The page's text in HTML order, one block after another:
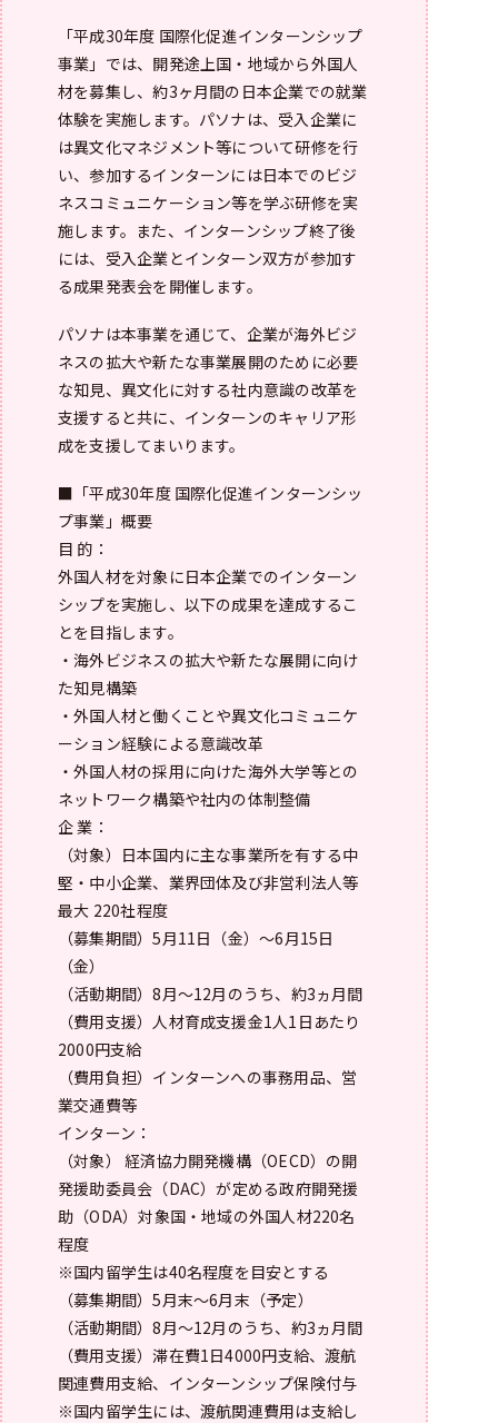
「平成30年度 国際化促進インターンシップ
事業」では、開発途上国・地域から外国人
材を募集し、約3ヶ月間の日本企業での就業
体験を実施します。パソナは、受入企業に
は異文化マネジメント等について研修を行
い、参加するインターンには日本でのビジ
ネスコミュニケーション等を学ぶ研修を実
施します。また、インターンシップ終了後
には、受入企業とインターン双方が参加す
る成果発表会を開催します。
パソナは本事業を通じて、企業が海外ビジ
ネスの拡大や新たな事業展開のために必要
な知見、異文化に対する社内意識の改革を
支援すると共に、インターンのキャリア形
成を支援してまいります。
■「平成30年度 国際化促進インターンシッ
プ事業」概要
目 的：
外国人材を対象に日本企業でのインターン
シップを実施し、以下の成果を達成するこ
とを目指します。
・海外ビジネスの拡大や新たな展開に向け
た知見構築
・外国人材と働くことや異文化コミュニケ
ーション経験による意識改革
・外国人材の採用に向けた海外大学等との
ネットワーク構築や社内の体制整備
企 業：
（対象）日本国内に主な事業所を有する中
堅・中小企業、業界団体及び非営利法人等
最大 220社程度
（募集期間）5月11日（金）～6月15日
（金）
（活動期間）8月～12月のうち、約3ヵ月間
（費用支援）人材育成支援金1人1日あたり
2000円支給
（費用負担）インターンへの事務用品、営
業交通費等
インターン：
（対象） 経済協力開発機構（OECD）の開
発援助委員会（DAC）が定める政府開発援
助（ODA）対象国・地域の外国人材220名
程度
※国内留学生は40名程度を目安とする
（募集期間）5月末～6月末（予定）
（活動期間）8月～12月のうち、約3ヵ月間
（費用支援）滞在費1日4000円支給、渡航
関連費用支給、インターンシップ保険付与
※国内留学生には、渡航関連費用は支給し